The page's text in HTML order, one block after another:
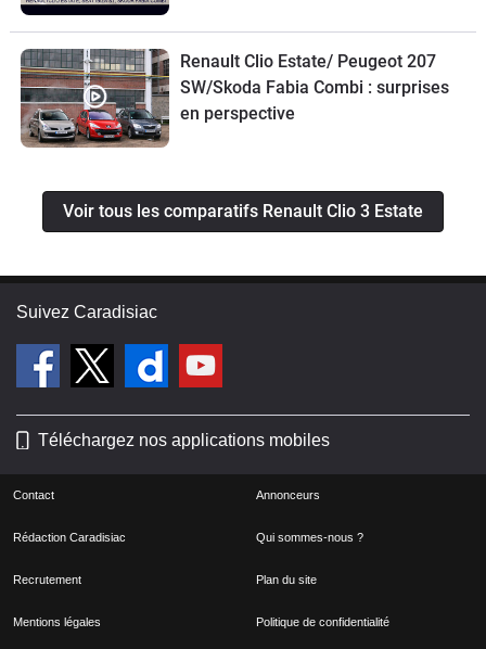
Renault Clio Estate/ Peugeot 207
SW/Skoda Fabia Combi : surprises
en perspective
Voir tous les comparatifs Renault Clio 3 Estate
Suivez Caradisiac
Téléchargez nos applications mobiles
Contact Annonceurs
Rédaction Caradisiac Qui sommes-nous ?
Recrutement Plan du site
Mentions légales Politique de confidentialité